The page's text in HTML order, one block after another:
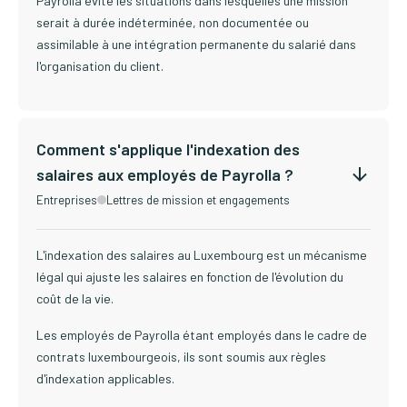
serait à durée indéterminée, non documentée ou
assimilable à une intégration permanente du salarié dans
l'organisation du client.
Comment s'applique l'indexation des
salaires aux employés de Payrolla ?
Entreprises Lettres de mission et engagements
L'indexation des salaires au Luxembourg est un mécanisme
légal qui ajuste les salaires en fonction de l'évolution du
coût de la vie.
Les employés de Payrolla étant employés dans le cadre de
contrats luxembourgeois, ils sont soumis aux règles
d'indexation applicables.